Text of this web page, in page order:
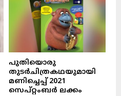
പുതിയൊരു
തുടർചിത്രകഥയുമായി
മണിച്ചെപ്പ് 2021
സെപ്റ്റംബർ ലക്കം